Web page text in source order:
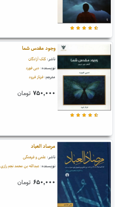
وجود مقدس شما
ناشر: کلک آزادگان
نویسنده: دبی فورد
مترجم: فرناز فرود
۷۵۰,۰۰۰ تومان
مرصاد العباد
ناشر: علمی و فرهنگی
نویسنده: عبدالله بن محمد نجم رازی
۶۵۰,۰۰۰ تومان